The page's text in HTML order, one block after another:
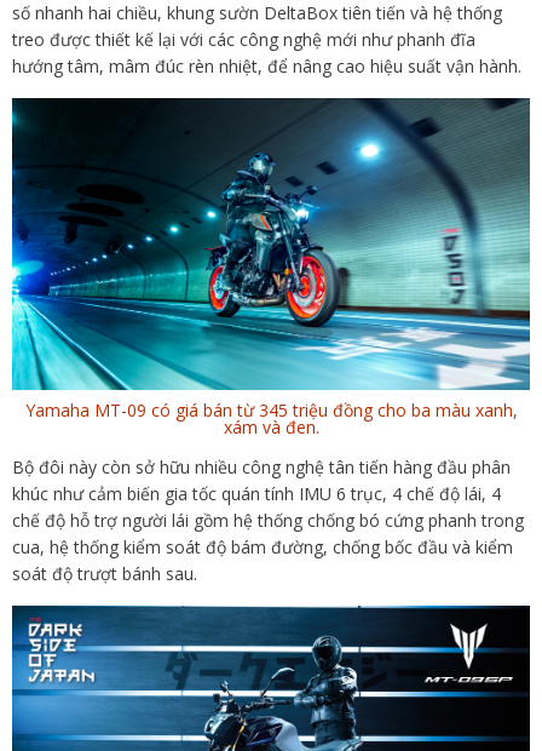
số nhanh hai chiều, khung sườn DeltaBox tiên tiến và hệ thống
treo được thiết kế lại với các công nghệ mới như phanh đĩa
hướng tâm, mâm đúc rèn nhiệt, để nâng cao hiệu suất vận hành.
Yamaha MT-09 có giá bán từ 345 triệu đồng cho ba màu xanh,
xám và đen.
Bộ đôi này còn sở hữu nhiều công nghệ tân tiến hàng đầu phân
khúc như cảm biến gia tốc quán tính IMU 6 trục, 4 chế độ lái, 4
chế độ hỗ trợ người lái gồm hệ thống chống bó cứng phanh trong
cua, hệ thống kiểm soát độ bám đường, chống bốc đầu và kiểm
soát độ trượt bánh sau.